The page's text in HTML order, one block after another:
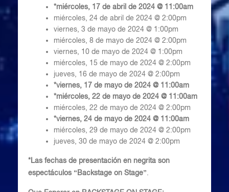
*miércoles, 17 de abril de 2024 @ 11:00am
miércoles, 24 de abril de 2024 @ 2:00pm
viernes, 3 de mayo de 2024 @ 1:00pm
miércoles, 8 de mayo de 2024 @ 2:00pm
viernes, 10 de mayo de 2024 @ 1:00pm
miércoles, 15 de mayo de 2024 @ 2:00pm
jueves, 16 de mayo de 2024 @ 2:00pm
*viernes, 17 de mayo de 2024 @ 11:00am
*miércoles, 22 de mayo de 2024 @ 11:00am
miércoles, 22 de mayo de 2024 @ 2:00pm
*viernes, 24 de mayo de 2024 @ 11:00am
miércoles, 29 de mayo de 2024 @ 2:00pm
jueves, 30 de mayo de 2024 @ 2:00pm
*Las fechas de presentación en negrita son
espectáculos “Backstage on Stage”